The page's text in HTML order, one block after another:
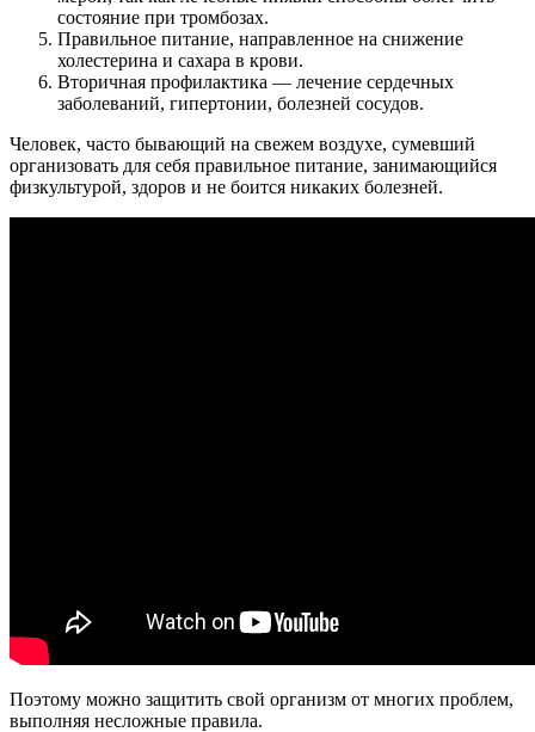
состояние при тромбозах.
Правильное питание, направленное на снижение
холестерина и сахара в крови.
Вторичная профилактика — лечение сердечных
заболеваний, гипертонии, болезней сосудов.
Человек, часто бывающий на свежем воздухе, сумевший
организовать для себя правильное питание, занимающийся
физкультурой, здоров и не боится никаких болезней.
Поэтому можно защитить свой организм от многих проблем,
выполняя несложные правила.